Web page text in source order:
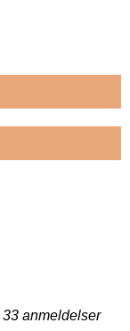
33 anmeldelser